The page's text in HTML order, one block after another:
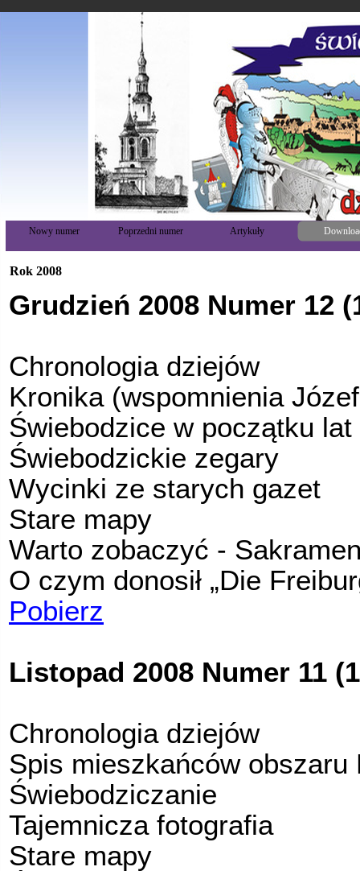
Nowy numer Poprzedni numer Artykuły
Rok 2008
Grudzień 2008 Numer 12
Chronologia dziejów
Kronika (wspomnienia
Świebodzice w początku
Świebodzickie zegary
Wycinki ze starych gazet
Stare mapy
Warto zobaczyć -
O czym donosił „Die
Pobierz
Listopad 2008 Numer 11
Chronologia dziejów
Spis mieszkańców obszaru
Świebodziczanie
Tajemnicza fotografia
Stare mapy